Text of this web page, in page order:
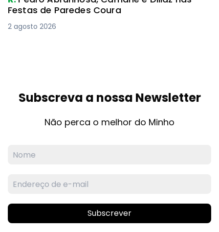
Festas de Paredes Coura
2 agosto 2026
Subscreva a nossa Newsletter
Não perca o melhor do Minho
Subscrever